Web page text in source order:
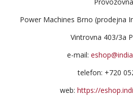
Power Machines Brno (prodejna
Vintrovna 403/3a
e-mail:
telefon: +720
web: https://